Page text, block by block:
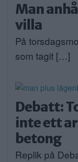
Man
villa
På
som tagit […]
Debatt:
inte ett
betong
Replik på